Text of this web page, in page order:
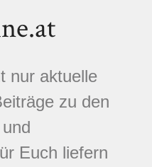
nur aktuelle
zu den
Euch liefern